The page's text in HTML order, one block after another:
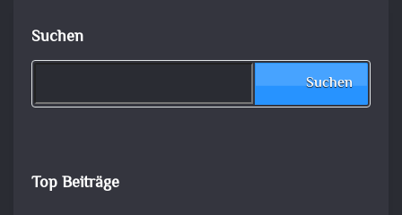
Suchen
Suchen
Top Beiträge